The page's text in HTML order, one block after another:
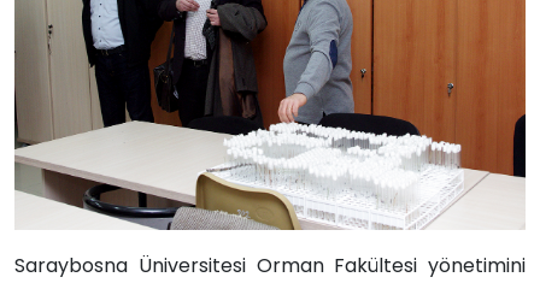
Saraybosna Üniversitesi Orman Fakültesi yönetimini